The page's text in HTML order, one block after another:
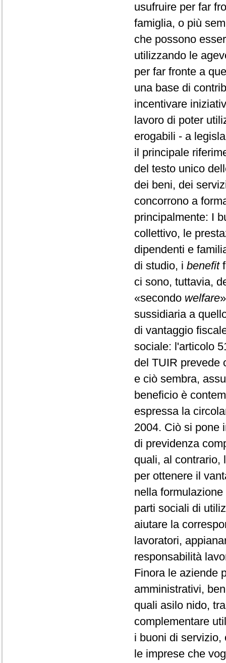
usufruire per far
famiglia, o più
che possono
utilizzando le
per far fronte a
una base di
incentivare
lavoro di poter
erogabili - a
il principale
del testo unico
dei beni, dei
concorrono a
principalmente: I
collettivo, le
dipendenti e
di studio, i benefit
ci sono, tuttavia,
«secondo welfare
sussidiaria a
di vantaggio
sociale: l'articolo
del TUIR prevede
e ciò sembra,
beneficio è
espressa la
2004. Ciò si pone
di previdenza
quali, al contrario,
per ottenere il
nella
parti sociali di
aiutare la
lavoratori,
responsabilità
Finora le aziende
amministrativi,
quali asilo nido,
complementare
i buoni di
le imprese che